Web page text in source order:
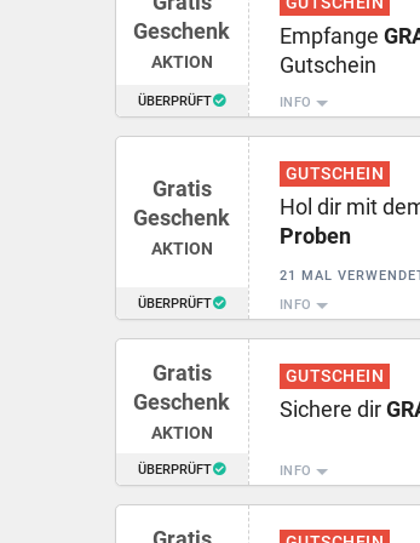
Geschenk
AKTION
ÜBERPRÜFT
Empfange
Gutschein
INFO
Gratis
Geschenk
AKTION
ÜBERPRÜFT
Hol dir mit
Proben
GUTSCHEIN
21 MAL
INFO
Gratis
Geschenk
AKTION
ÜBERPRÜFT
Sichere dir
GUTSCHEIN
INFO